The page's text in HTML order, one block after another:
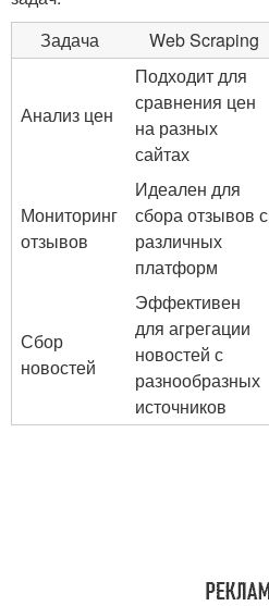
Задача
Web Scraping
Анализ цен
Подходит для
‌сравнения цен
на разных
сайтах
Мониторинг
отзывов
Идеален для⁣
сбора отзывов с
различных
платформ
Сбор
‌новостей
Эффективен
для агрегации
новостей с
разнообразных
источников